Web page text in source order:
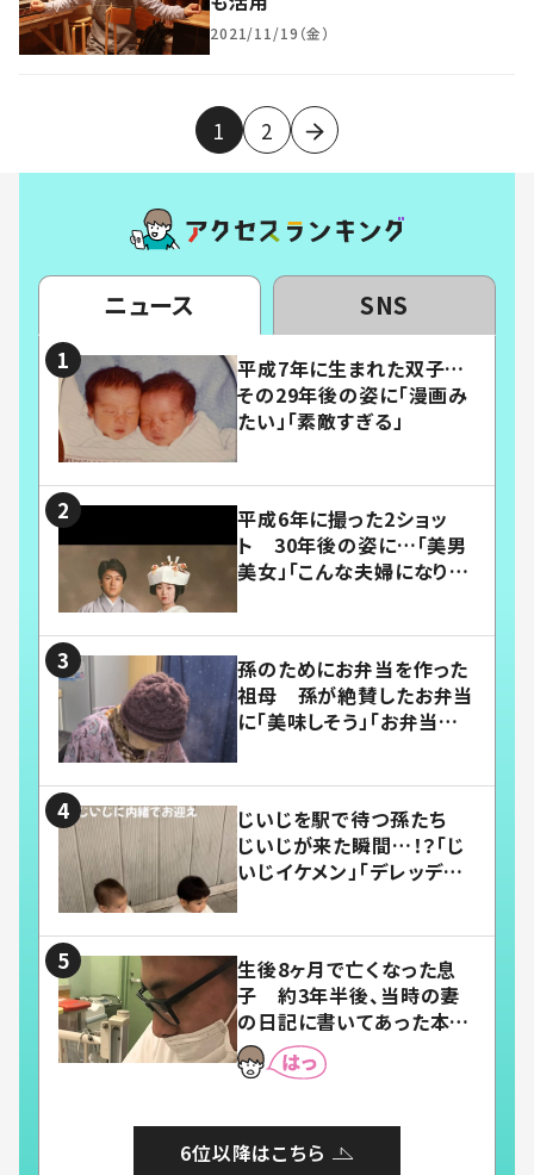
2021/11/19（金）
1 2
ニュース SNS
平成7年に生まれた双子…
その29年後の姿に「漫画み
たい」「素敵すぎる」
平成6年に撮った2ショッ
ト 30年後の姿に…「美男
美女」「こんな夫婦になりた
孫のためにお弁当を作った
祖母 孫が絶賛したお弁当
に「美味しそう」「お弁当すご
じいじを駅で待つ孫たち
じいじが来た瞬間…！？「じ
いじイケメン」「デレッデレ」
生後8ヶ月で亡くなった息
子 約3年半後、当時の妻
の日記に書いてあった本音
とは
6位以降はこちら